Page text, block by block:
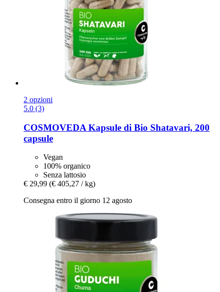
2 opzioni
5.0 (3)
COSMOVEDA Kapsule di Bio Shatavari, 200
capsule
Vegan
100% organico
Senza lattosio
€ 29,99 (€ 405,27 / kg)
Consegna entro il giorno 12 agosto